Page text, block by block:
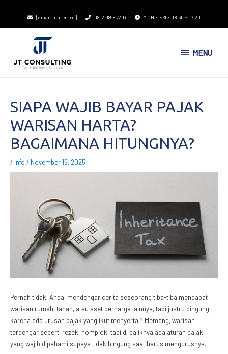
[email protected] 0812 9898 7296 MON - FRI : 08.30 - 17.30
MENU
SIAPA WAJIB BAYAR PAJAK
WARISAN HARTA?
BAGAIMANA HITUNGNYA?
/ Info / November 16, 2025
Pernah tidak, Anda mendengar cerita seseorang tiba-tiba mendapat
warisan rumah, tanah, atau aset berharga lainnya, tapi justru bingung
karena ada urusan pajak yang ikut menyertai? Memang, warisan
terdengar seperti rezeki nomplok, tapi di baliknya ada aturan pajak
yang wajib dipahami supaya tidak bingung saat harus mengurusnya.